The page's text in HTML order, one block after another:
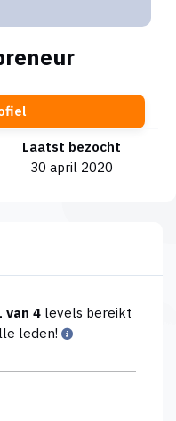
Laatst bezocht
30 april 2020
van 4levels bereikt
leden!